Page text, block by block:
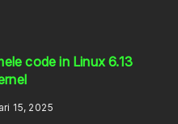
code in Linux 6.13
15, 2025